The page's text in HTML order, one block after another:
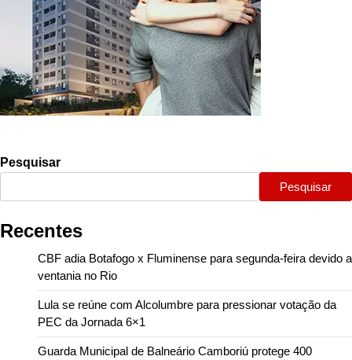
Pesquisar
Pesquisar
Recentes
CBF adia Botafogo x Fluminense para segunda-feira devido a
ventania no Rio
Lula se reúne com Alcolumbre para pressionar votação da
PEC da Jornada 6×1
Guarda Municipal de Balneário Camboriú protege 400